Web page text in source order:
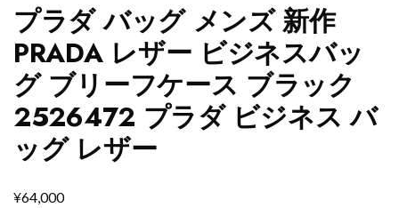
プラダ バッグ メンズ 新作
PRADA レザー ビジネスバッ
グ ブリーフケース ブラック
2526472 プラダ ビジネス バ
ッグ レザー
¥64,000